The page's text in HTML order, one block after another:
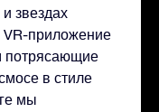
и звездах
VR-приложение
потрясающие
в стиле
мы